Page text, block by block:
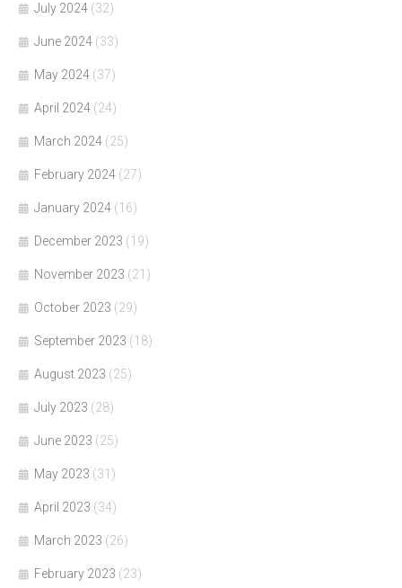
July 2024 (32)
June 2024 (33)
May 2024 (37)
April 2024 (24)
March 2024 (25)
February 2024 (27)
January 2024 (16)
December 2023 (19)
November 2023 (21)
October 2023 (29)
September 2023 (18)
August 2023 (25)
July 2023 (28)
June 2023 (25)
May 2023 (31)
April 2023 (34)
March 2023 (26)
February 2023 (23)